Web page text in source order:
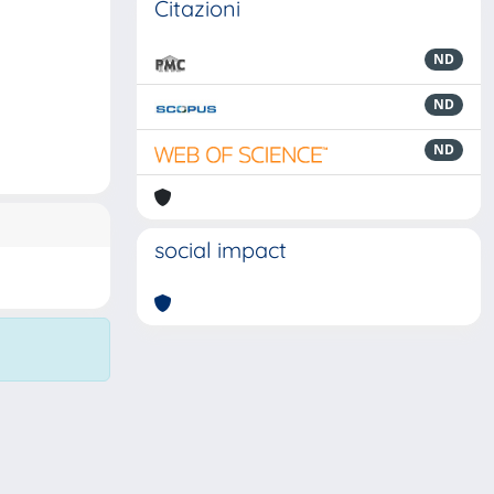
Citazioni
ND
ND
ND
social impact